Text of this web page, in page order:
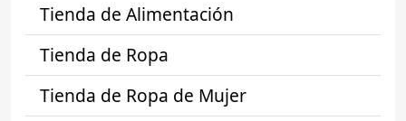
Tienda de Alimentación
Tienda de Ropa
Tienda de Ropa de Mujer